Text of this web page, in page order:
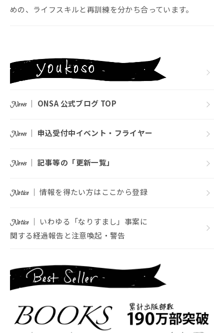
めの、ライフスキルと再訓練を分かち合っています。
News ｜ ONSA 公式ブログ TOP
News ｜ 申込受付中イベント・フライヤー
News ｜ 記事等の「更新一覧」
Notice｜ 情報を得たい方はここから登録
Notice｜ いわゆる「なりすまし」事案に
関する経過報告と注意喚起・警告